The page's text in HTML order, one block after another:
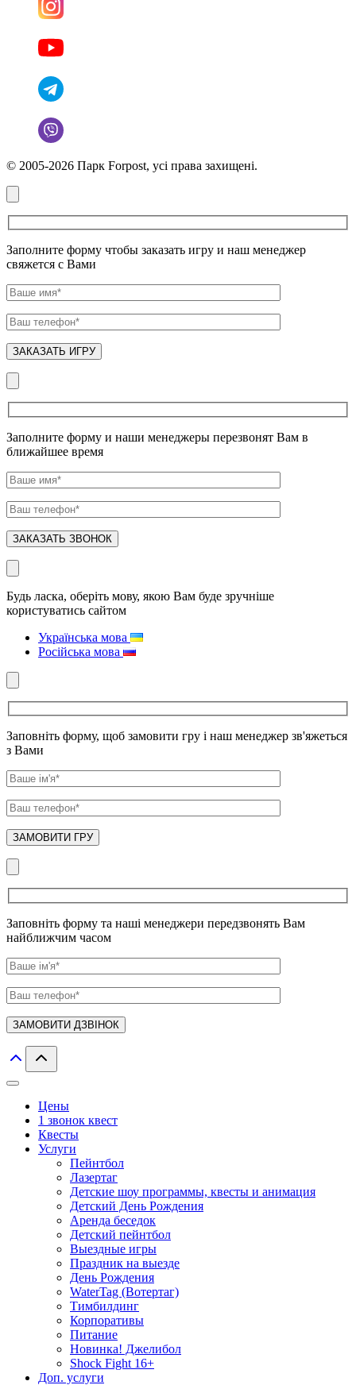
© 2005-2026 Парк Forpost, усі права захищені.
Заполните форму чтобы заказать игру и наш менеджер
свяжется с Вами
Заполните форму и наши менеджеры перезвонят Вам в
ближайшее время
Будь ласка, оберіть мову, якою Вам буде зручніше
користуватись сайтом
Українська мова
Російська мова
Заповніть форму, щоб замовити гру і наш менеджер зв'яжеться
з Вами
Заповніть форму та наші менеджери передзвонять Вам
найближчим часом
Цены
1 звонок квест
Квесты
Услуги
Пейнтбол
Лазертаг
Детские шоу программы, квесты и анимация
Детский День Рождения
Аренда беседок
Детский пейнтбол
Выездные игры
Праздник на выезде
День Рождения
WaterTag (Вотертаг)
Тимбилдинг
Корпоративы
Питание
Новинка! Джелибол
Shock Fight 16+
Доп. услуги